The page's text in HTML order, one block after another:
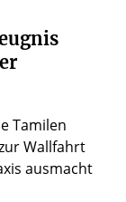
Tamilen
Wallfahrt
ausmacht